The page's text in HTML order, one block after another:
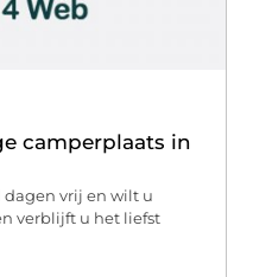
camperplaats in
vrij en wilt u
verblijft u het liefst